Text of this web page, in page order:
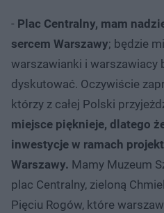
- Plac Centralny, mam
sercem Warszawy; będzie
warszawianki i warszawiacy
dyskutować. Oczywiście
którzy z całej Polski
miejsce pięknieje, dlatego
inwestycje w ramach
Warszawy. Mamy Muzeum
plac Centralny, zieloną
Pięciu Rogów, które